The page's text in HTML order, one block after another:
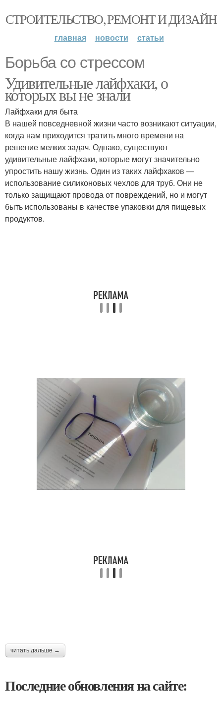
СТРОИТЕЛЬСТВО, РЕМОНТ И ДИЗАЙН
главная новости статьи
Борьба со стрессом
Удивительные лайфхаки, о
которых вы не знали
Лайфхаки для быта
В нашей повседневной жизни часто возникают ситуации,
когда нам приходится тратить много времени на
решение мелких задач. Однако, существуют
удивительные лайфхаки, которые могут значительно
упростить нашу жизнь. Один из таких лайфхаков —
использование силиконовых чехлов для труб. Они не
только защищают провода от повреждений, но и могут
быть использованы в качестве упаковки для пищевых
продуктов.
читать дальше →
Последние обновления на сайте: